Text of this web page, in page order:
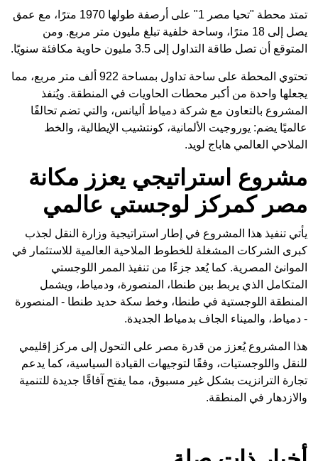
تمتد محطة "تحيا مصر 1" على أرصفة طولها 1970 مترًا، مع عمق
يصل إلى 18 مترًا، وساحة خلفية تبلغ مليون متر مربع. ومن
المتوقع أن تصل طاقة التداول إلى 3.5 مليون حاوية مكافئة سنويًا.
تحتوي المحطة على ساحة تداول بمساحة 922 ألف متر مربع، مما
يجعلها واحدة من أكبر محطات الحاويات في المنطقة. ويُنفذ
المشروع بالتعاون مع شركة دمياط أليانس، والتي تضم تحالفًا
عالميًا يضم: يوروجيت الألمانية، كونتشيب الإيطالية، والخط
الملاحي العالمي هاباج لويد.
مشروع استراتيجي يعزز مكانة
مصر كمركز لوجستي عالمي
يأتي تنفيذ هذا المشروع في إطار استراتيجية وزارة النقل لجذب
كبرى الشركات المشغلة للخطوط الملاحية العالمية للاستثمار في
الموانئ المصرية. كما يُعد جزءًا من تنفيذ الممر اللوجستي
المتكامل الذي يربط بين طنطا، المنصورة، ودمياط، ويشمل
المنطقة اللوجستية في طنطا، وخط سكة حديد طنطا - المنصورة
- دمياط، والميناء الجاف بدمياط الجديدة.
هذا المشروع يُعزز من قدرة مصر على التحول إلى مركز إقليمي
للنقل واللوجستيات، وفقًا لتوجيهات القيادة السياسية، كما يدعم
تجارة الترانزيت بشكل غير مسبوق، مما يفتح آفاقًا جديدة للتنمية
والازدهار في المنطقة.